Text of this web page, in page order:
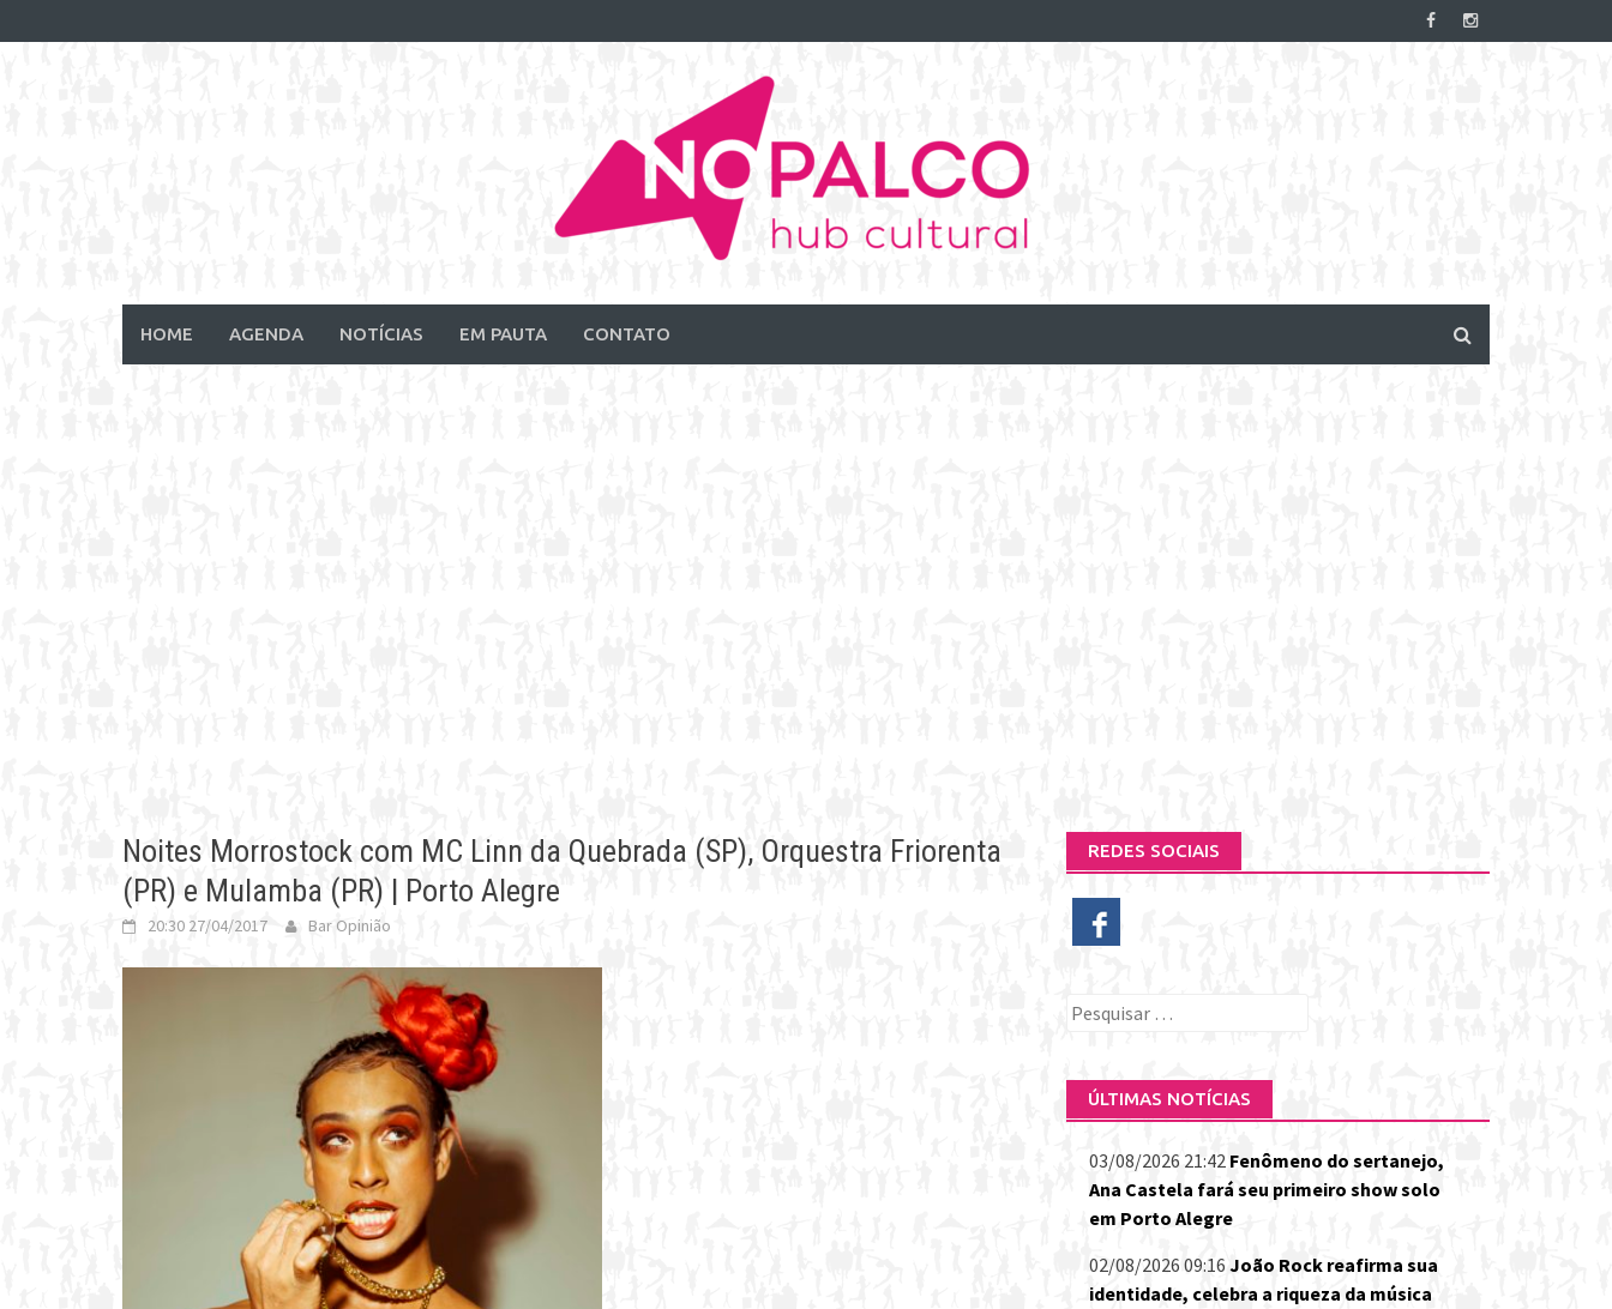
to
HOME AGENDA NOTÍCIAS EM PAUTA CONTATO
Noites Morrostock com MC Linn da Quebrada (SP), Orquestra Friorenta
(PR) e Mulamba (PR) | Porto Alegre
20:30 27/04/2017 Bar Opinião
REDES SOCIAIS
Pesquisar
ÚLTIMAS NOTÍCIAS
03/08/2026 21:42 Fenômeno do sertanejo,
Ana Castela fará seu primeiro show solo
em Porto Alegre
02/08/2026 09:16 João Rock reafirma sua
identidade, celebra a riqueza da música